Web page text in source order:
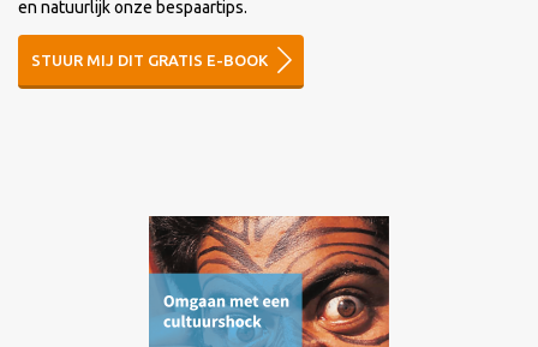
en natuurlijk onze bespaartips.
STUUR MIJ DIT GRATIS E-BOOK